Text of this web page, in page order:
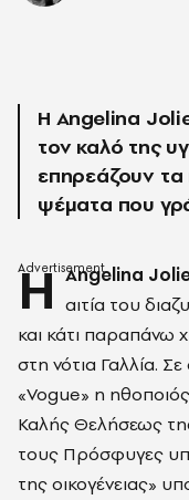
Η Angelina
τον καλό της
επηρεάζουν τα
ψέματα που
Η Angelina
αιτία του
και κάτι παραπάνω
στη νότια Γαλλία.
«Vogue» η
Καλής Θελήσεως
τους Πρόσφυγες
της οικογένειας»